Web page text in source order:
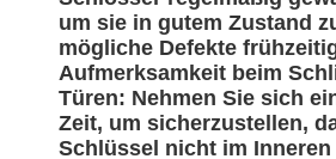
um sie in gutem Zustand
mögliche Defekte
Aufmerksamkeit beim
Türen: Nehmen Sie sich
Zeit, um sicherzustellen,
Schlüssel nicht im Inneren